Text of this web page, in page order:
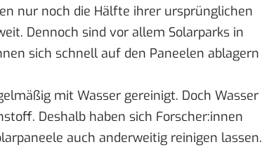
nur noch die Hälfte ihrer ursprünglichen
Dennoch sind vor allem Solarparks in
sich schnell auf den Paneelen ablagern
mit Wasser gereinigt. Doch Wasser
Deshalb haben sich Forscher:innen
auch anderweitig reinigen lassen.